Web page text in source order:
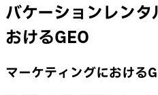
バケーションレン
おけるGEO
マーケティングにおける